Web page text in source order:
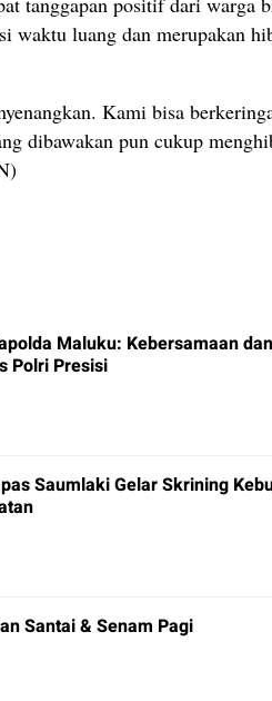
waktu luang dan merupakan
Kami bisa
dibawakan pun cukup
Maluku: Kebersamaan
Polri Presisi
Saumlaki Gelar Skrining
Santai & Senam Pagi